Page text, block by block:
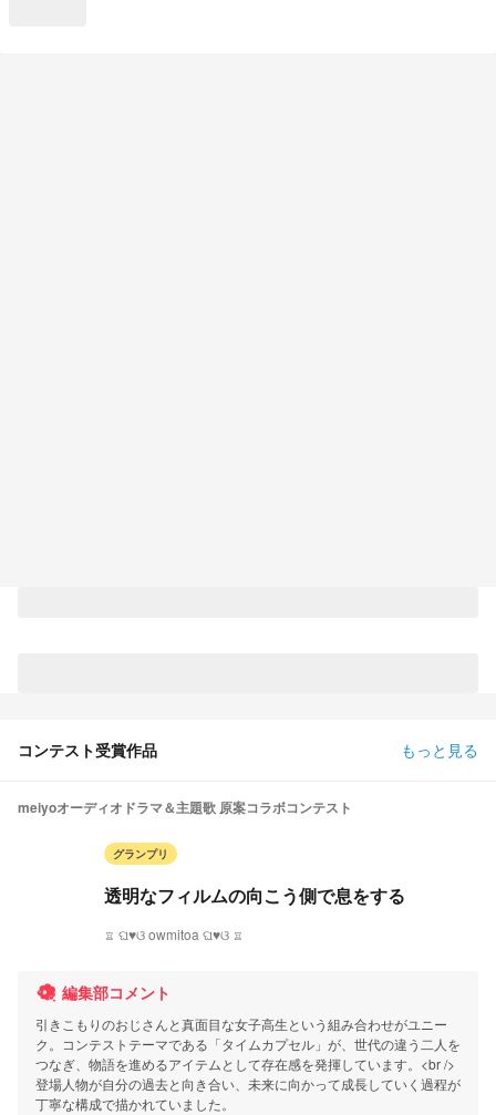
コンテスト受賞作品 もっと見る
meiyoオーディオドラマ＆主題歌 原案コラボコンテスト
グランプリ
透明なフィルムの向こう側で息をする
♖ ଘ♥ଓ owmitoa ଘ♥ଓ ♖
編集部コメント
引きこもりのおじさんと真面目な女子高生という組み合わせがユニー
ク。コンテストテーマである「タイムカプセル」が、世代の違う二人を
つなぎ、物語を進めるアイテムとして存在感を発揮しています。<br />
登場人物が自分の過去と向き合い、未来に向かって成長していく過程が
丁寧な構成で描かれていました。